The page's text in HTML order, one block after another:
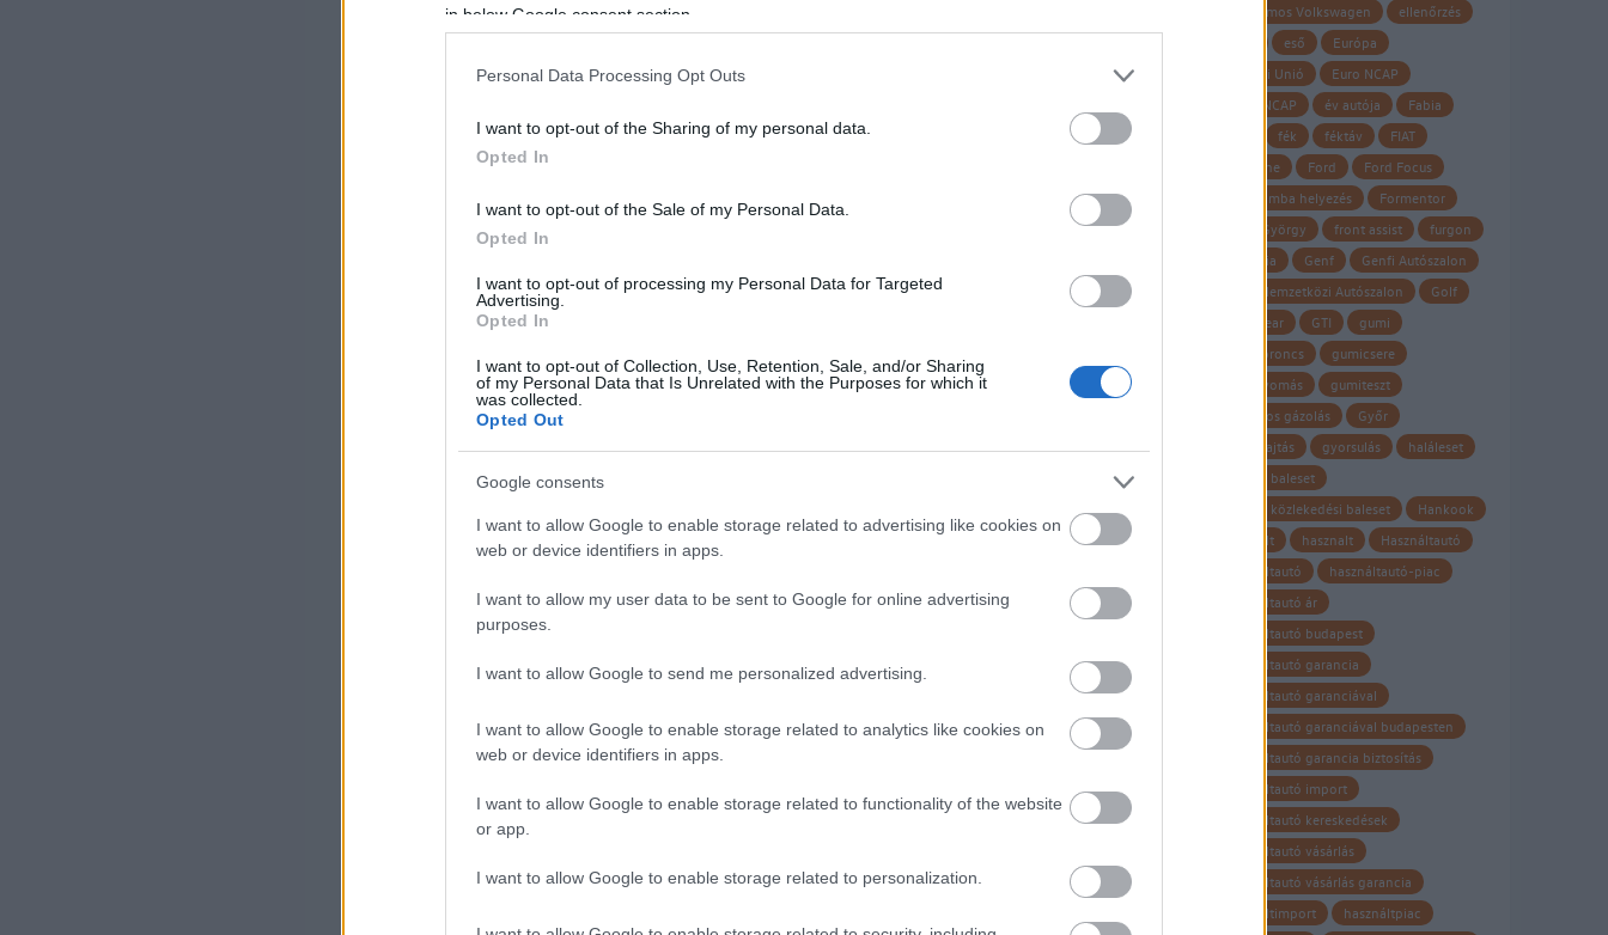
in below Google consent section.
Personal Data Processing Opt Outs
I want to opt-out of the Sharing of my personal data.
Opted In
I want to opt-out of the Sale of my Personal Data.
Opted In
I want to opt-out of processing my Personal Data for Targeted
Advertising.
Opted In
I want to opt-out of Collection, Use, Retention, Sale, and/or Sharing
of my Personal Data that Is Unrelated with the Purposes for which it
was collected.
Opted Out
Google consents
I want to allow Google to enable storage related to advertising like cookies on
web or device identifiers in apps.
I want to allow my user data to be sent to Google for online advertising
purposes.
I want to allow Google to send me personalized advertising.
I want to allow Google to enable storage related to analytics like cookies on
web or device identifiers in apps.
I want to allow Google to enable storage related to functionality of the website
or app.
I want to allow Google to enable storage related to personalization.
elektromos Volkswagen
ellenőrzés
eső
Európa
Európai Unió
Euro NCAP
EURO NCAP
év autója
Fabia
fék féktáv
FIAT
Firestone
Ford
Ford Focus
forgalomba helyezés
Formentor
Frank György
front assist
furgon
garancia
Genf
Genfi Autószalon
Genfi Nemzetközi Autószalon
Golf
Goodyear
GTI
gumi
gumiabroncs
gumicsere
guminyomás
gumiteszt
gyalogos gázolás
Győr
gyorshajtás
gyorsulás
haláleset
halálos baleset
halálos közlekedési baleset
Hankook
használt
hasznalt
Használtautó
használtautó
használtautó-piac
használtautó ár
használtautó budapest
használtautó garancia
használtautó garanciával
használtautó garanciával budapesten
használtautó garancia biztosítás
használtautó import
használtautó kereskedések
használtautó vásárlás
használtautó vásárlás garancia
használtimport
használtpiac